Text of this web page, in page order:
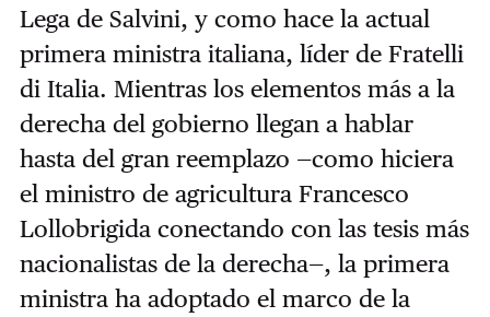
Lega de Salvini, y como hace la actual
primera ministra italiana, líder de Fratelli
di Italia. Mientras los elementos más a la
derecha del gobierno llegan a hablar
hasta del gran reemplazo —como hiciera
el ministro de agricultura Francesco
Lollobrigida conectando con las tesis más
nacionalistas de la derecha—, la primera
ministra ha adoptado el marco de la